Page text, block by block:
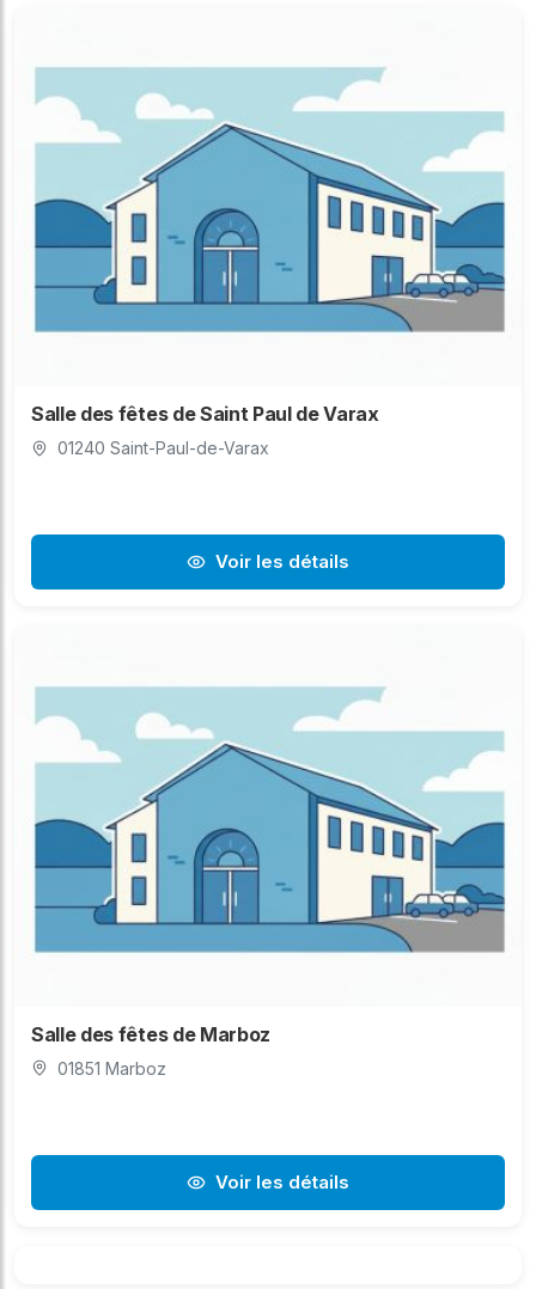
Salle des fêtes de Saint Paul de Varax
01240 Saint-Paul-de-Varax
Voir les détails
Salle des fêtes de Marboz
01851 Marboz
Voir les détails